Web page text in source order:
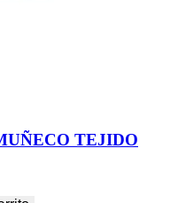
TEJIDO